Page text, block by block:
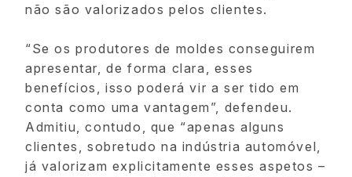
não são valorizados pelos clientes.
“Se os produtores de moldes conseguirem
apresentar, de forma clara, esses
benefícios, isso poderá vir a ser tido em
conta como uma vantagem”, defendeu.
Admitiu, contudo, que “apenas alguns
clientes, sobretudo na indústria automóvel,
já valorizam explicitamente esses aspetos –